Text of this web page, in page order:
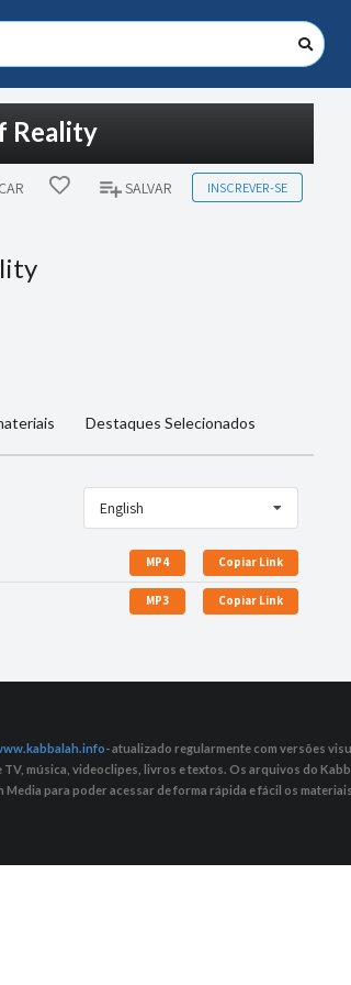
Reality
SALVAR INSCREVER-SE
Destaques Selecionados
English
MP4 Copiar Link
MP3 Copiar Link
- atualizado regularmente com versões
música, videoclipes, livros e textos. Os arquivos do
para poder acessar de forma rápida e fácil os